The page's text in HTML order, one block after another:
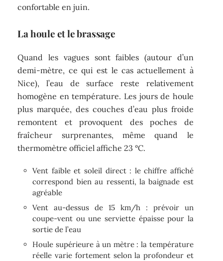
confortable en juin.
La houle et le brassage
Quand les vagues sont faibles (autour d’un
demi-mètre, ce qui est le cas actuellement à
Nice), l’eau de surface reste relativement
homogène en température. Les jours de houle
plus marquée, des couches d’eau plus froide
remontent et provoquent des poches de
fraîcheur surprenantes, même quand le
thermomètre officiel affiche 23 °C.
Vent faible et soleil direct : le chiffre affiché
correspond bien au ressenti, la baignade est
agréable
Vent au-dessus de 15 km/h : prévoir un
coupe-vent ou une serviette épaisse pour la
sortie de l’eau
Houle supérieure à un mètre : la température
réelle varie fortement selon la profondeur et